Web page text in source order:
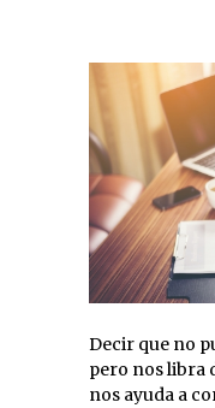
Decir que no
pero nos libra
nos ayuda a